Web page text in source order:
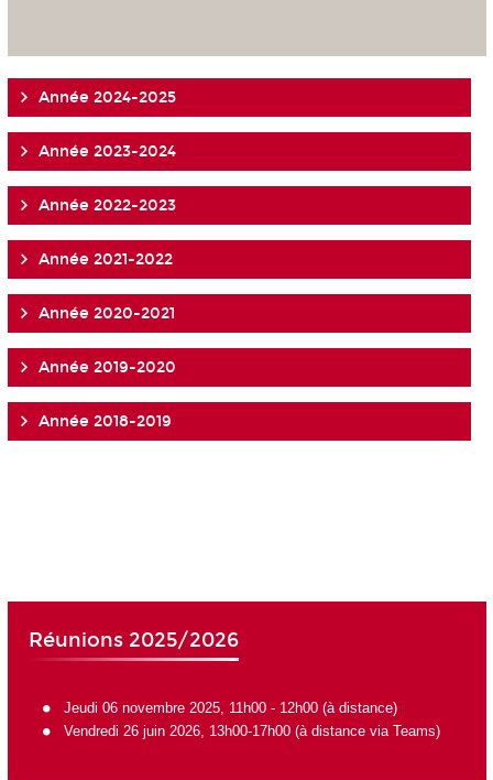
Année 2024-2025
Année 2023-2024
Année 2022-2023
Année 2021-2022
Année 2020-2021
Année 2019-2020
Année 2018-2019
Réunions 2025/2026
Jeudi 06 novembre 2025, 11h00 - 12h00 (à distance)
Vendredi 26 juin 2026, 13h00-17h00 (à distance via Teams)